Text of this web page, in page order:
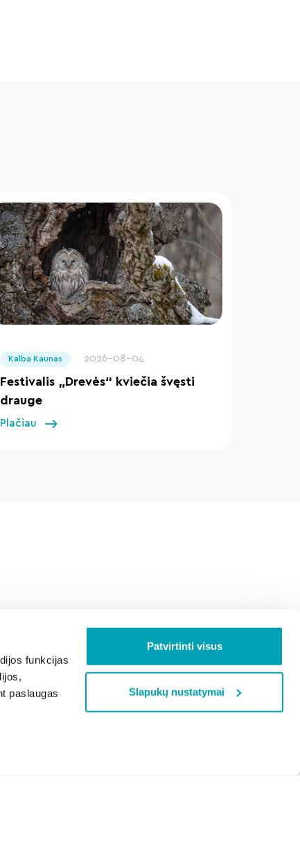
funkcijas
paslaugas
Patvirtinti visus
Slapukų nustatymai
Kalba Kaunas 2026-08-04
Festivalis „Drevės“ kviečia švęsti
drauge
Plačiau